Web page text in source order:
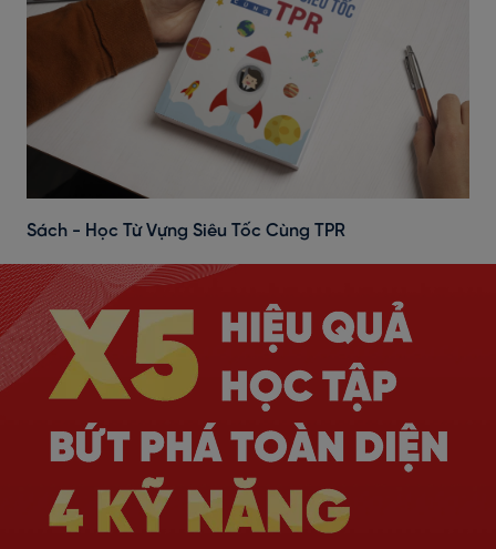
Sách - Học Từ Vựng Siêu Tốc Cùng TPR